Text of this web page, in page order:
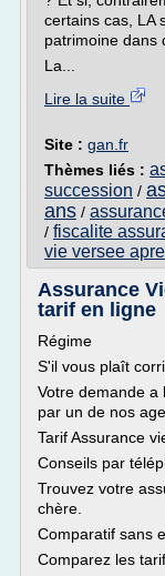
certains cas, LA
patrimoine dans
La...
Lire la suite
Site : gan.fr
Thèmes liés :
succession /
ans /
/ fiscalite
vie versee
Assurance
tarif en ligne
Régime
S'il vous plaît
Votre demande a
par un de nos
Tarif Assurance
Conseils par
Trouvez votre
chère.
Comparatif sans
Comparez les